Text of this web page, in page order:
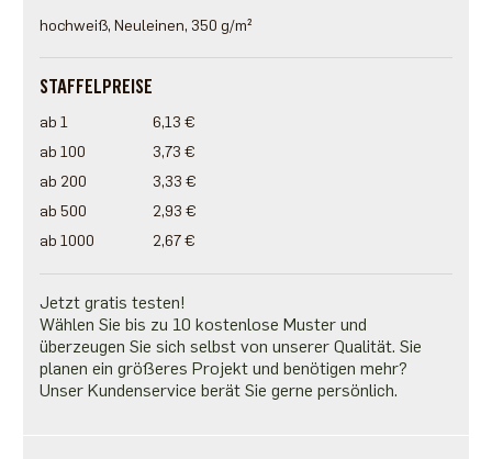
hochweiß, Neuleinen, 350 g/m²
STAFFELPREISE
ab 1
6,13 €
ab 100
3,73 €
ab 200
3,33 €
ab 500
2,93 €
ab 1000
2,67 €
Jetzt gratis testen!
Wählen Sie bis zu 10 kostenlose Muster und
überzeugen Sie sich selbst von unserer Qualität. Sie
planen ein größeres Projekt und benötigen mehr?
Unser Kundenservice berät Sie gerne persönlich.